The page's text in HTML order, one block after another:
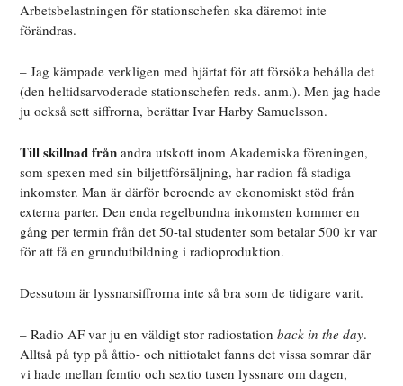
Arbetsbelastningen för stationschefen ska däremot inte
förändras.
– Jag kämpade verkligen med hjärtat för att försöka behålla det
(den heltidsarvoderade stationschefen reds. anm.). Men jag hade
ju också sett siffrorna, berättar Ivar Harby Samuelsson.
Till skillnad från andra utskott inom Akademiska föreningen,
som spexen med sin biljettförsäljning, har radion få stadiga
inkomster. Man är därför beroende av ekonomiskt stöd från
externa parter. Den enda regelbundna inkomsten kommer en
gång per termin från det 50-tal studenter som betalar 500 kr var
för att få en grundutbildning i radioproduktion.
Dessutom är lyssnarsiffrorna inte så bra som de tidigare varit.
– Radio AF var ju en väldigt stor radiostationback in the day.
Alltså på typ på åttio- och nittiotalet fanns det vissa somrar där
vi hade mellan femtio och sextio tusen lyssnare om dagen,